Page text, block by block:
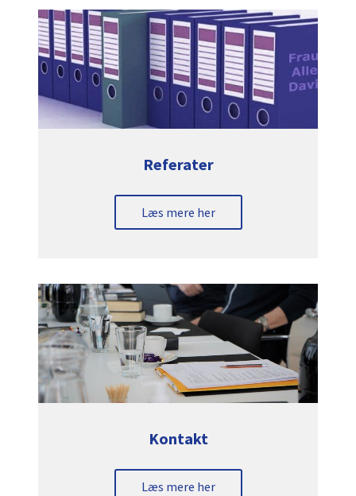
Referater
Læs mere her
Kontakt
Læs mere her